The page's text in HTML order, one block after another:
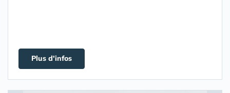
Plus d'infos